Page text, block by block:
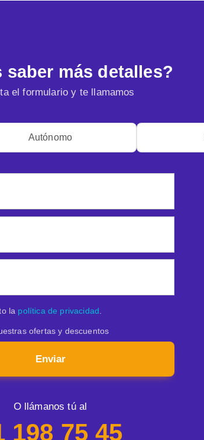
saber más detalles?
el formulario y te llamamos
Autónomo
la política de privacidad.
ofertas y descuentos
Enviar
O llámanos tú al
198 75 45